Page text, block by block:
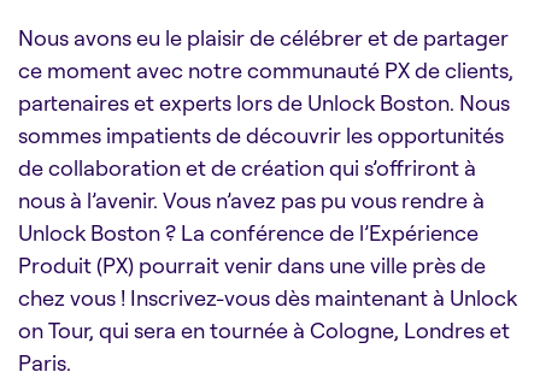
Nous avons eu le plaisir de célébrer et de partager
ce moment avec notre communauté PX de clients,
partenaires et experts lors de Unlock Boston. Nous
sommes impatients de découvrir les opportunités
de collaboration et de création qui s’offriront à
nous à l’avenir. Vous n’avez pas pu vous rendre à
Unlock Boston ? La conférence de l’Expérience
Produit (PX) pourrait venir dans une ville près de
chez vous ! Inscrivez-vous dès maintenant à Unlock
on Tour, qui sera en tournée à Cologne, Londres et
Paris.